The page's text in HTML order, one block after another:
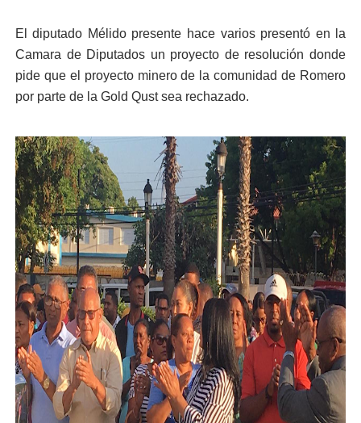
El diputado Mélido presente hace varios presentó en la
Camara de Diputados un proyecto de resolución donde
pide que el proyecto minero de la comunidad de Romero
por parte de la Gold Qust sea rechazado.